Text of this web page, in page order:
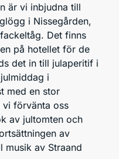
är vi inbjudna till
i Nissegården,
Det finns
på hotellet för de
det in till julaperitif i
i
med en stor
vi förvänta oss
av jultomten och
av
musik av Straand